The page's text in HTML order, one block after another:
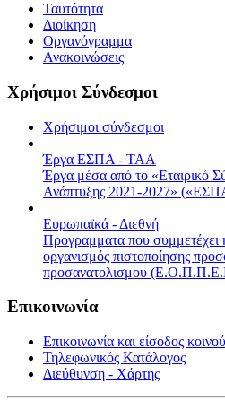
Ταυτότητα
Διοίκηση
Οργανόγραμμα
Ανακοινώσεις
Χρήσιμοι Σύνδεσμοι
Χρήσιμοι σύνδεσμοι
Έργα ΕΣΠΑ - ΤΑΑ
Έργα μέσα από το «Εταιρικό
Ανάπτυξης 2021-2027»
Ευρωπαϊκά - Διεθνή
Προγραμματα που συμμετέχει
οργανισμός πιστοποίησης
προσανατολισμου
Επικοινωνία
Επικοινωνία και είσοδος
Τηλεφωνικός Κατάλογος
Διεύθυνση - Χάρτης